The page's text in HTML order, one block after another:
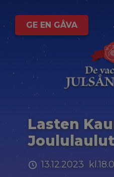
GE EN GÅVA
Lasten
Joululaulut
13.12.2023